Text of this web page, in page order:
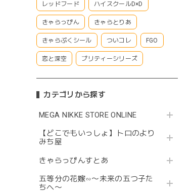
レッドフード ハイスクールD×D
きゃらっぴん きゃらとりあ
きゃらぷくシール ついコレ FGO
恋と深空 プリティーシリーズ
カテゴリから探す
MEGA NIKKE STORE ONLINE
【どこでもいっしょ】トロのより
みち屋
きゃらっぴんすとあ
五等分の花嫁∽〜未来の五つ子た
ちへ〜